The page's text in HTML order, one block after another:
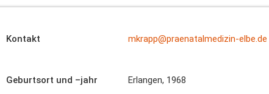
Kontakt mkrapp@praenatalmedizin-elbe.de
Geburtsort und –jahr
Erlangen, 1968